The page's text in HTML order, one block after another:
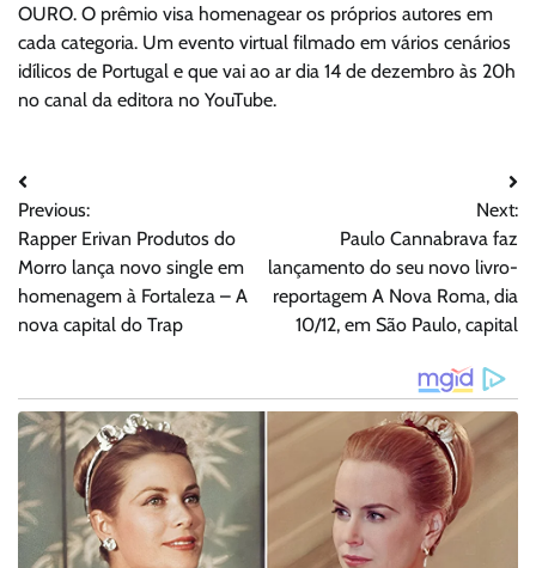
OURO. O prêmio visa homenagear os próprios autores em
cada categoria. Um evento virtual filmado em vários cenários
idílicos de Portugal e que vai ao ar dia 14 de dezembro às 20h
no canal da editora no YouTube.
Navegação
de
Post
Previous:
Rapper Erivan Produtos do
Morro lança novo single em
homenagem à Fortaleza – A
nova capital do Trap
Next:
Paulo Cannabrava faz
lançamento do seu novo livro-
reportagem A Nova Roma, dia
10/12, em São Paulo, capital